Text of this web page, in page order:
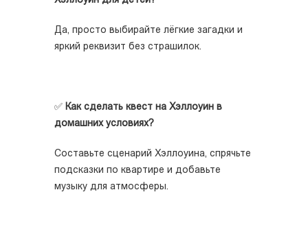
Да, просто выбирайте лёгкие загадки и
яркий реквизит без страшилок.
✅ Как сделать квест на Хэллоуин в
домашних условиях?
Составьте сценарий Хэллоуина, спрячьте
подсказки по квартире и добавьте
музыку для атмосферы.